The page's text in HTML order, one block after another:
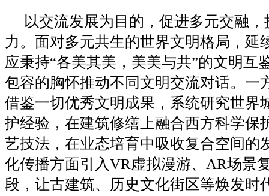
以交流发展为目的，促进多元交融
力。面对多元共生的世界文明格局，延
应秉持“各美其美，美美与共”的文明互
包容的胸怀推动不同文明交流对话。一
借鉴一切优秀文明成果，系统研究世界
护经验，在建筑修缮上融合西方科学保
艺技法，在业态培育中吸收复合空间的
化传播方面引入VR虚拟漫游、AR场景
段，让古建筑、历史文化街区等焕发时